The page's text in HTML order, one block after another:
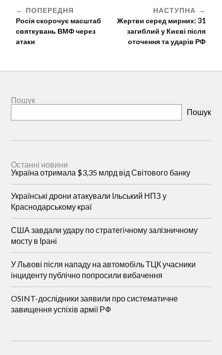
ПОПЕРЕДНЯ
Росія скорочує масштаб
святкувань ВМФ через
атаки
НАСТУПНА
Жертви серед мирних: 31
загиблий у Києві після
оточення та ударів РФ
Пошук
Пошук
Останні новини
Україна отримала $3,35 млрд від Світового банку
Українські дрони атакували Ільський НПЗ у
Краснодарському краї
США завдали удару по стратегічному залізничному
мосту в Ірані
У Львові після нападу на автомобіль ТЦК учасники
інциденту публічно попросили вибачення
OSINT-дослідники заявили про систематичне
завищення успіхів армії РФ